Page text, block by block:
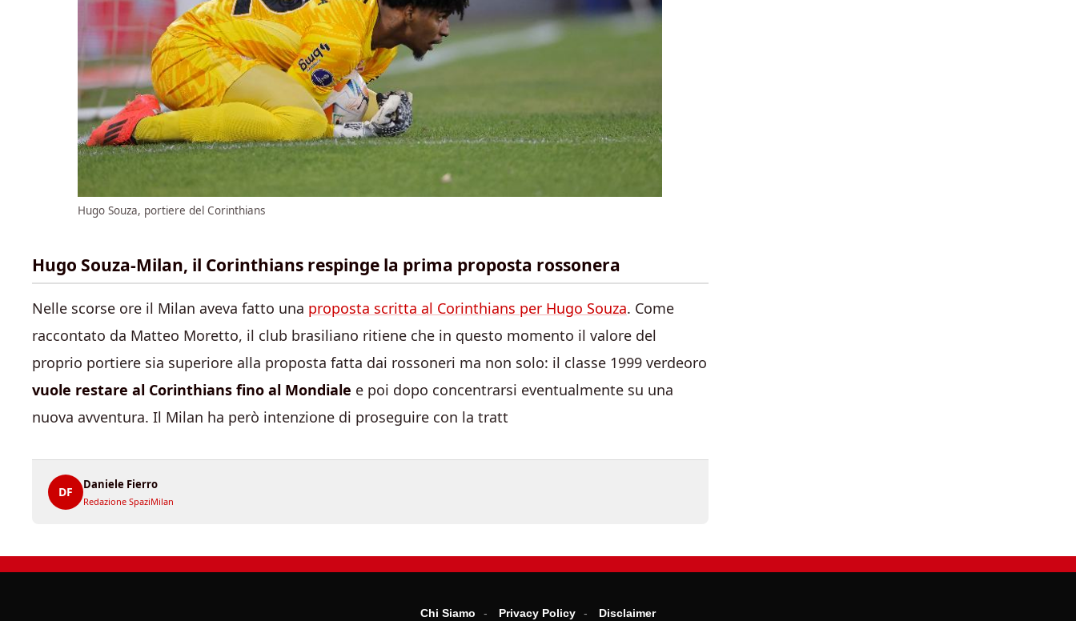
Hugo Souza, portiere del Corinthians
Hugo Souza-Milan, il Corinthians respinge la prima proposta rossonera
Nelle scorse ore il Milan aveva fatto una proposta scritta al Corinthians per Hugo Souza. Come
raccontato da Matteo Moretto, il club brasiliano ritiene che in questo momento il valore del
proprio portiere sia superiore alla proposta fatta dai rossoneri ma non solo: il classe 1999 verdeoro
vuole restare al Corinthians fino al Mondiale e poi dopo concentrarsi eventualmente su una
nuova avventura. Il Milan ha però intenzione di proseguire con la tratt
DF
Daniele Fierro
Redazione SpaziMilan
Chi Siamo Privacy Policy Disclaimer